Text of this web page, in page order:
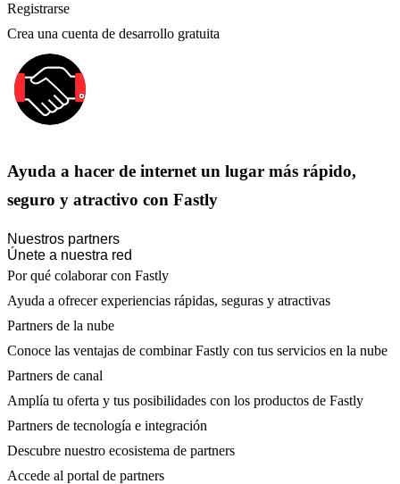
Registrarse
Crea una cuenta de desarrollo gratuita
Ayuda a hacer de internet un lugar más rápido,
seguro y atractivo con Fastly
Nuestros partners
Únete a nuestra red
Por qué colaborar con Fastly
Ayuda a ofrecer experiencias rápidas, seguras y atractivas
Partners de la nube
Conoce las ventajas de combinar Fastly con tus servicios en la nube
Partners de canal
Amplía tu oferta y tus posibilidades con los productos de Fastly
Partners de tecnología e integración
Descubre nuestro ecosistema de partners
Accede al portal de partners